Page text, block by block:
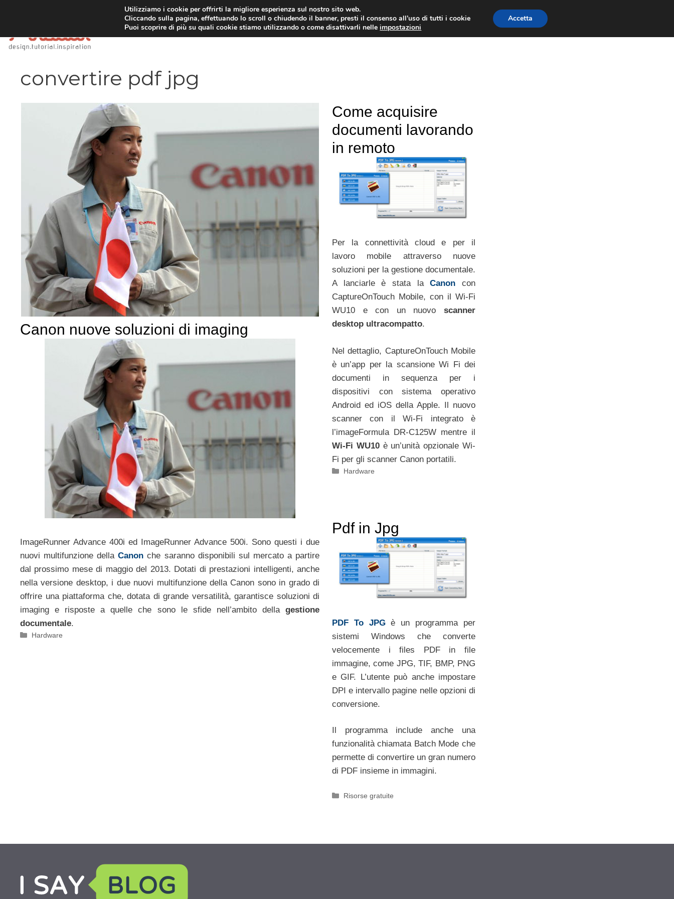
TUTORIAL WORDPRESS INSPIRATION CONCORSI DESIGN
convertire pdf jpg
Canon nuove soluzioni di imaging
ImageRunner Advance 400i ed ImageRunner Advance 500i. Sono questi i due
nuovi multifunzione dellaCanon che saranno disponibili sul mercato a partire
dal prossimo mese di maggio del 2013. Dotati di prestazioni intelligenti, anche
nella versione desktop, i due nuovi multifunzione della Canon sono in grado di
offrire una piattaforma che, dotata di grande versatilità, garantisce soluzioni di
imaging e risposte a quelle che sono le sfide nell’ambito della gestione
documentale.
Categorie
Hardware
Come acquisire
documenti lavorando
in remoto
Per la connettività cloud e per il
lavoro mobile attraverso nuove
soluzioni per la gestione documentale.
A lanciarle è stata laCanon con
CaptureOnTouch Mobile, con il Wi-Fi
WU10 e con un nuovo scanner
desktop ultracompatto.
Nel dettaglio, CaptureOnTouch Mobile
è un’app per la scansione Wi Fi dei
documenti in sequenza per i
dispositivi con sistema operativo
Android ed iOS della Apple. Il nuovo
scanner con il Wi-Fi integrato è
l’imageFormula DR-C125W mentre il
Wi-Fi WU10è un’unità opzionale Wi-
Fi per gli scanner Canon portatili.
Categorie
Hardware
Pdf in Jpg
PDF To JPGè un programma per
sistemi Windows che converte
velocemente i files PDF in file
immagine, come JPG, TIF, BMP, PNG
e GIF. L’utente può anche impostare
DPI e intervallo pagine nelle opzioni di
conversione.
Il programma include anche una
funzionalità chiamata Batch Mode che
permette di convertire un gran numero
di PDF insieme in immagini.
Categorie
Risorse gratuite
Utilizziamo i cookie per offrirti la migliore esperienza sul nostro sito web.
Cliccando sulla pagina, effettuando lo scroll o chiudendo il banner, presti il consenso all’uso di tutti i cookie
Puoi scoprire di più su quali cookie stiamo utilizzando o come disattivarli nelleimpostazioni
Accetta